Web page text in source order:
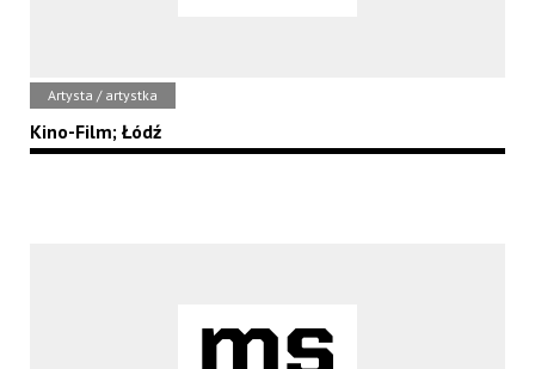
Artysta / artystka
Kino-Film; Łódź